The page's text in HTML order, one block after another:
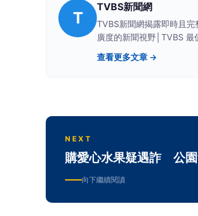
T
TVBS新聞網
TVBS新聞網揭露即時且
廣度的新聞視野│TVBS 最
查看更多文章 →
NEXT
購愛心水果疑遇詐 公
向下繼續閱讀